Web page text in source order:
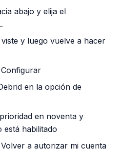
abajo y elija el
y luego vuelve a hacer
en la opción de
en noventa y
está habilitado
a autorizar mi cuenta